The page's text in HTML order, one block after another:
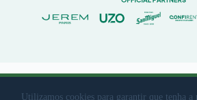
Utilizamos cookies para garantir que tenha a
© 2023 Rio Ave Futebol Clube